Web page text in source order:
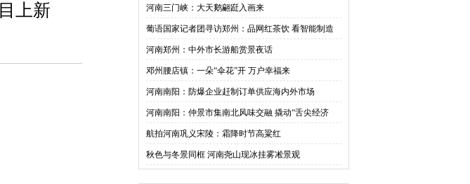
上新 河南三门峡：大天鹅翩跹入画来
葡语国家记者团寻访郑州：品网红茶饮 看智能制造
河南郑州：中外市长游船赏景夜话
邓州腰店镇：一朵“伞花”开 万户幸福来
河南南阳：防爆企业赶制订单供应海内外市场
河南南阳：仲景市集南北风味交融 撬动“舌尖经济
航拍河南巩义宋陵：霜降时节高粱红
秋色与冬景同框 河南尧山现冰挂雾凇景观